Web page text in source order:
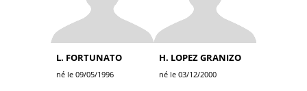
L. FORTUNATO
né le 09/05/1996
H. LOPEZ GRANIZO
né le 03/12/2000